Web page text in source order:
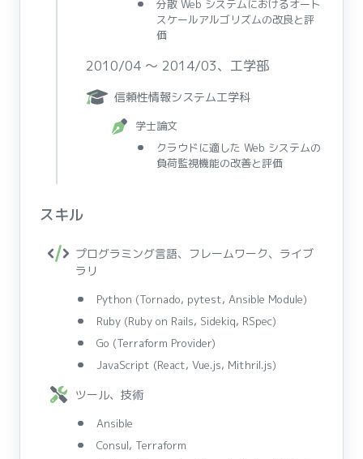
分散 Web システムにおけるオート
スケールアルゴリズムの改良と評
価
2010/04 〜 2014/03、工学部
信頼性情報システム工学科
学士論文
クラウドに適した Web システムの
負荷監視機能の改善と評価
スキル
プログラミング言語、フレームワーク、ライブ
ラリ
Python (Tornado, pytest, Ansible Module)
Ruby (Ruby on Rails, Sidekiq, RSpec)
Go (Terraform Provider)
JavaScript (React, Vue.js, Mithril.js)
ツール、技術
Ansible
Consul, Terraform